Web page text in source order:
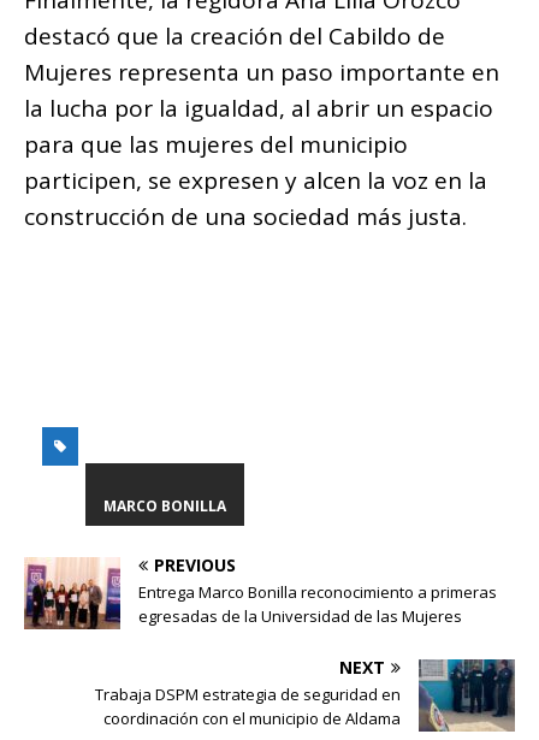
destacó que la creación del Cabildo de
Mujeres representa un paso importante en
la lucha por la igualdad, al abrir un espacio
para que las mujeres del municipio
participen, se expresen y alcen la voz en la
construcción de una sociedad más justa.
MARCO BONILLA
PREVIOUS
Entrega Marco Bonilla reconocimiento a primeras
egresadas de la Universidad de las Mujeres
NEXT
Trabaja DSPM estrategia de seguridad en
coordinación con el municipio de Aldama